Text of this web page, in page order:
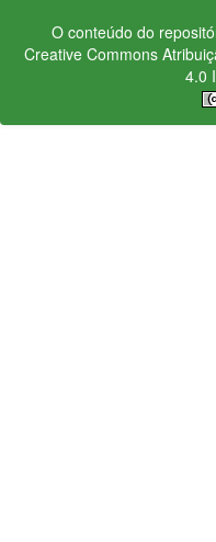
O conteúdo do
Creative Commons
4.0